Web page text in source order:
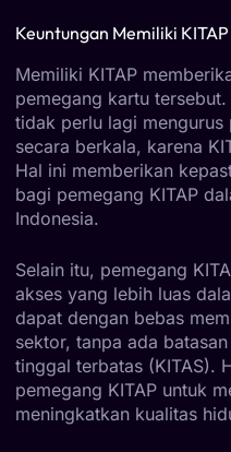
Keuntungan Memiliki KITAP
Memiliki KITAP
pemegang kartu
tidak perlu lagi
secara berkala, karena
Hal ini memberikan
bagi pemegang KITAP
Indonesia.
Selain itu, pemegang
akses yang lebih luas
dapat dengan bebas
sektor, tanpa ada
tinggal terbatas (KITAS).
pemegang KITAP untuk
meningkatkan kualitas